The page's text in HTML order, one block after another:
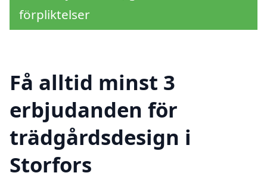
förpliktelser
Få alltid minst 3
erbjudanden för
trädgårdsdesign i
Storfors